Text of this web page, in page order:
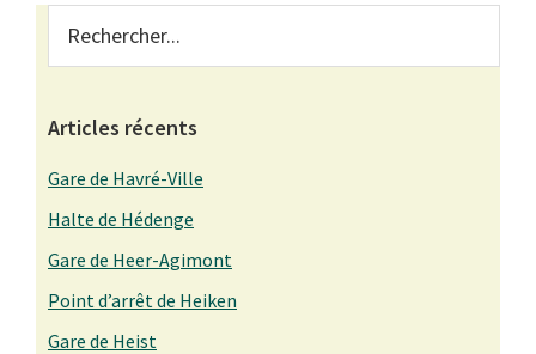
Primary
Sidebar
Articles récents
Gare de Havré-Ville
Halte de Hédenge
Gare de Heer-Agimont
Point d’arrêt de Heiken
Gare de Heist